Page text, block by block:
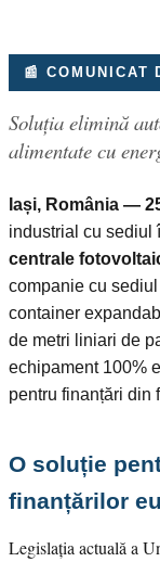
📰 COMUNICAT
Soluția elimină
alimentate cu
Iași, România —
industrial cu sediul
centrale
companie cu
container
de metri liniari de
echipament 100%
pentru finanțări din
O soluție
finanțărilor
Legislația actuală a